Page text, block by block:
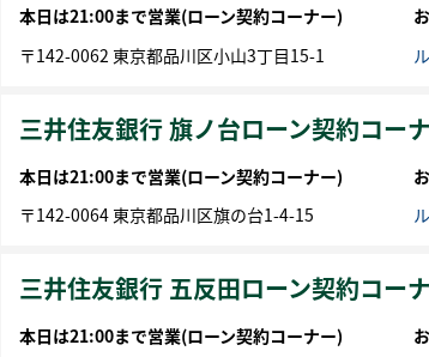
本日は21:00まで営業(ローン契約コーナー)
〒142-0062 東京都品川区小山3丁目15-1
三井住友銀行 旗ノ台ローン契約コー
本日は21:00まで営業(ローン契約コーナー)
〒142-0064 東京都品川区旗の台1-4-15
三井住友銀行 五反田ローン契約コー
本日は21:00まで営業(ローン契約コーナー)